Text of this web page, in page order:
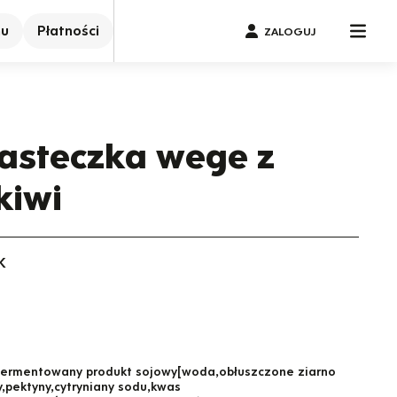
Płatności ZALOGUJ
wege z
produkt sojowy[woda,obłuszczone ziarno
sodu,kwas